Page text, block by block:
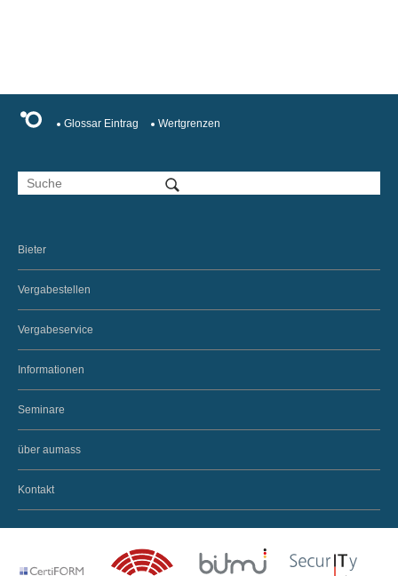
Glossar Eintrag Wertgrenzen
Bieter
Vergabestellen
Vergabeservice
Informationen
Seminare
über aumass
Kontakt